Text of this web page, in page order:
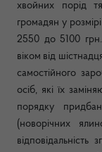
хвойних порід
громадян у
2550 до 5100
віком від
самостійного
осіб, які їх
порядку
(новорічних